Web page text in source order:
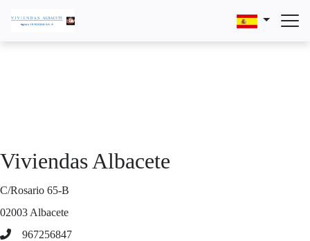
Viviendas Albacete
C/Rosario 65-B
02003 Albacete
967256847